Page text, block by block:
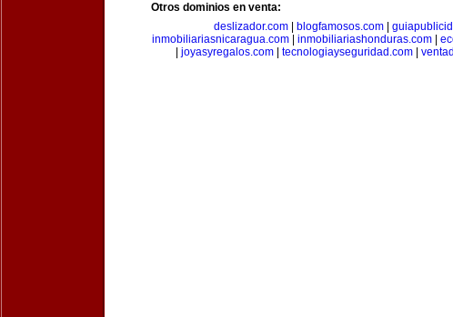
Otros dominios en venta:
deslizador.com| blogfamosos.com|
inmobiliariasnicaragua.com| inmobiliariashonduras.com|
joyasyregalos.com tecnologiayseguridad.com